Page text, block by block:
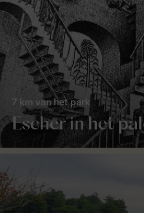
Escher in het
7 km van het park